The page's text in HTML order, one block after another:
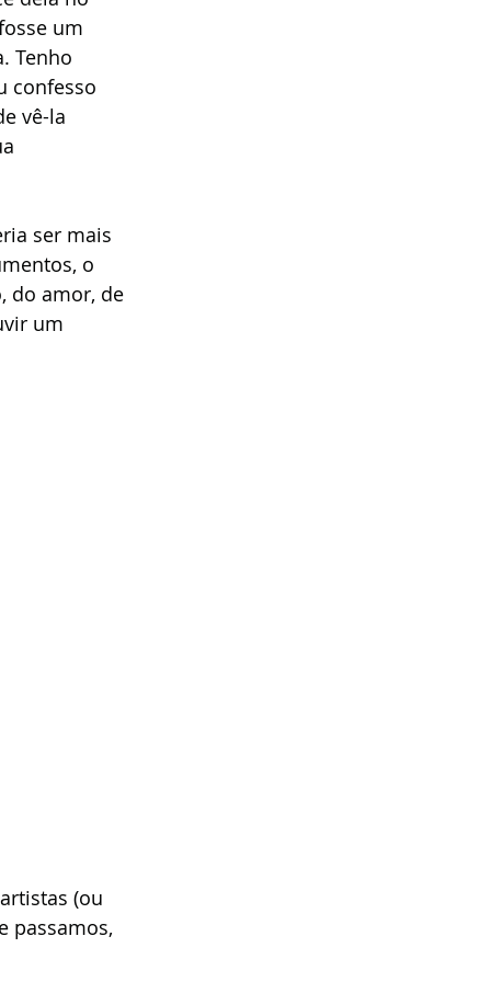
um
Tenho
confesso
vê-la
ser mais
o
do amor, de
um
(ou
passamos,